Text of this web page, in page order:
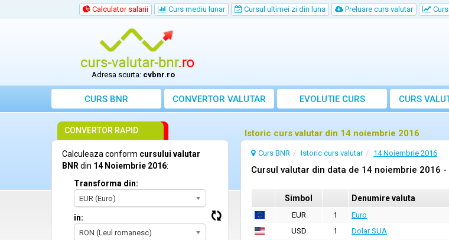
Calculator salarii Curs mediu lunar Cursul ultimei zi din luna Preluare curs valutar
Adresa scurta: cvbnr.ro
CURS BNR CONVERTOR VALUTAR EVOLUTIE CURS CURS
Istoric curs valutar din 14 noiembrie 2016
Curs BNR Istoric curs valutar 14 Noiembrie 2016
Cursul valutar din data de 14 noiembrie 2016
Simbol Denumire valuta
EUR 1 Euro
USD
1 Dolar SUA
CONVERTOR RAPID
Calculeaza conform cursului valutar
BNR din 14 Noiembrie 2016:
Transforma din:
EUR (Euro)
in:
RON (Leul romanesc)